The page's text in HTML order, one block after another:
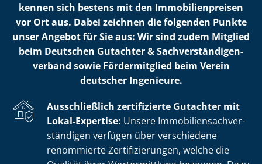
kennen sich bestens mit den Im­mo­bi­li­en­prei­sen
vor Ort aus. Dabei zeichnen die folgenden Punkte
unser Angebot für Sie aus: Wir sind zudem Mitglied
beim Deutschen Gutachter & Sach­ver­stän­di­gen­
ver­band sowie Fördermitglied beim Verein
deutscher Ingenieure.
Ausschließlich zertifizierte Gutachter mit
Lokal-Expertise: Unsere Im­mo­bi­li­en­sach­ver­
stän­di­gen verfügen über verschiedene
renommierte Zer­ti­fi­zie­run­gen, welche die